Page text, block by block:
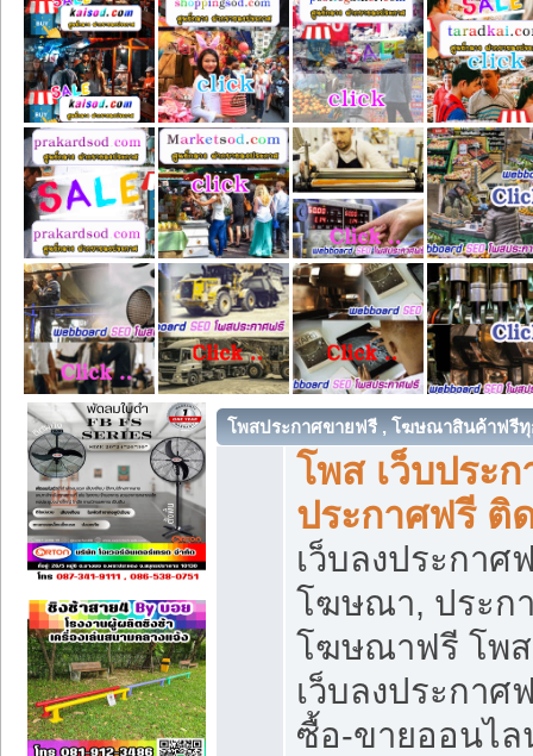
โพสประกาศขายฟรี , โฆษณาสินค้าฟรี
โพส เว็บประก
ประกาศฟรี ติ
เว็บลงประกา
โฆษณา, ประก
โฆษณาฟรี โพส
เว็บลงประกา
ซื้อ-ขายออนไล